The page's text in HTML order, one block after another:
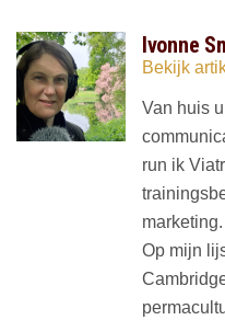
Ivonne
Bekijk
Van huis
run ik
marketing.
Op mijn